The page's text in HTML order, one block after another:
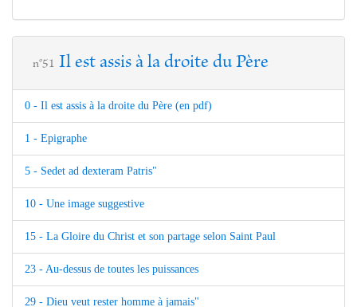
n°51 Il est assis à la droite du Père
0 - Il est assis à la droite du Père (en pdf)
1 - Epigraphe
5 - Sedet ad dexteram Patris"
10 - Une image suggestive
15 - La Gloire du Christ et son partage selon Saint Paul
23 - Au-dessus de toutes les puissances
29 - Dieu veut rester homme à jamais"